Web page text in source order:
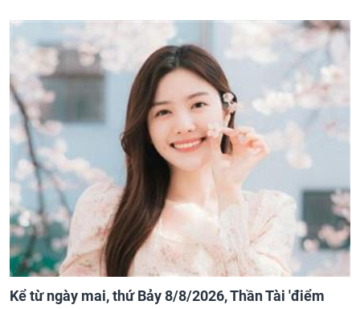
Kể từ ngày mai, thứ Bảy 8/8/2026, Thần Tài 'điểm